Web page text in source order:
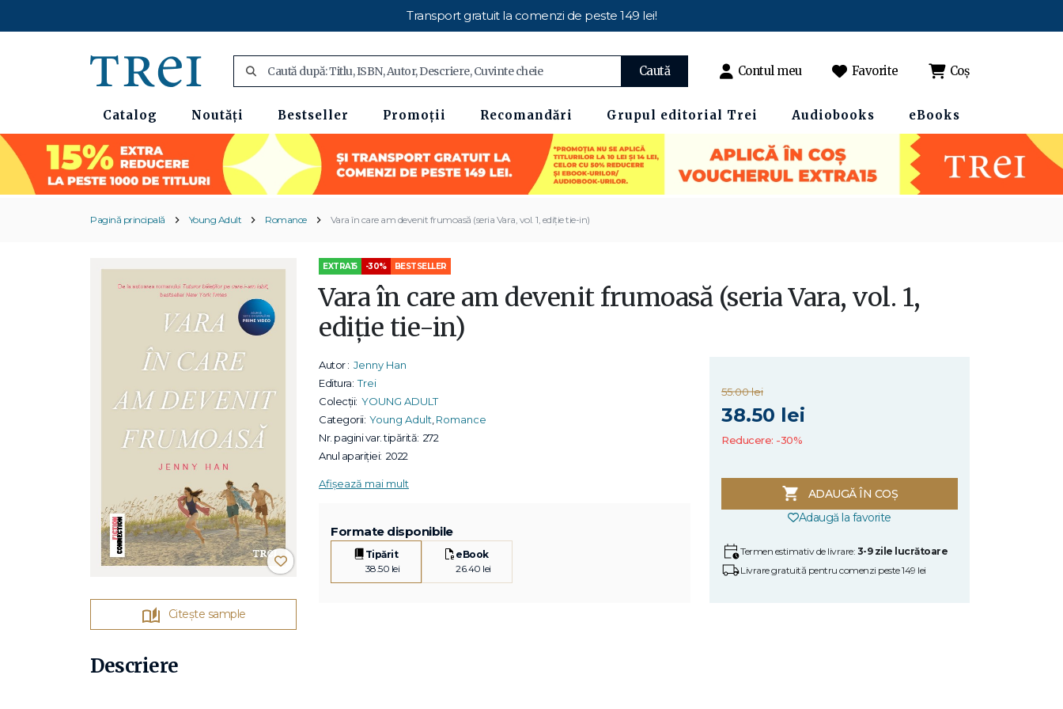
Transport gratuit la comenzi de peste 149 lei!
Caută Contul meu Favorite Coș
Catalog Noutăți Bestseller Promoții Recomandări Grupul editorial Trei Audiobooks eBooks
Pagină principală Young Adult Romance Vara în care am devenit frumoasă (seria Vara, vol. 1, ediție tie-in)
Citește sample
EXTRA15 -30% BESTSELLER
Vara în care am devenit frumoasă (seria Vara, vol. 1,
ediție tie-in)
Autor : Jenny Han
Editura: Trei
Colecții: YOUNG ADULT
Categorii: Young Adult Romance
Nr. pagini var. tipărită: 272
Anul apariției: 2022
Afișează mai mult
Formate disponibile
Tipărit
38.50 lei
eBook
26.40 lei
55.00 lei
38.50 lei
Reducere: -30%
ADAUGĂ ÎN COȘ
Adaugă la favorite
Termen estimativ de livrare: 3-9 zile lucrătoare
Livrare gratuită pentru comenzi peste 149 lei
Descriere